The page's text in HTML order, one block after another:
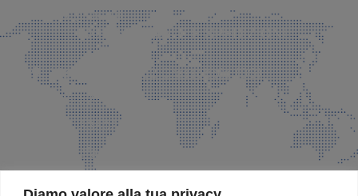
info@faeg.it
COMMERCIALE E SPEDIZIONI
Via Padre Elzi, 32 Grassobbio (BG)
035 525015
035 335037
info@faeg.it
SITE MAP